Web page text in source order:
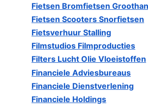
Fietsen Bromfietsen
Fietsen Scooters Snorfietsen
Fietsverhuur Stalling
Filmstudios Filmproducties
Filters Lucht Olie Vloeistoffen
Financiele Adviesbureaus
Financiele Dienstverlening
Financiele Holdings